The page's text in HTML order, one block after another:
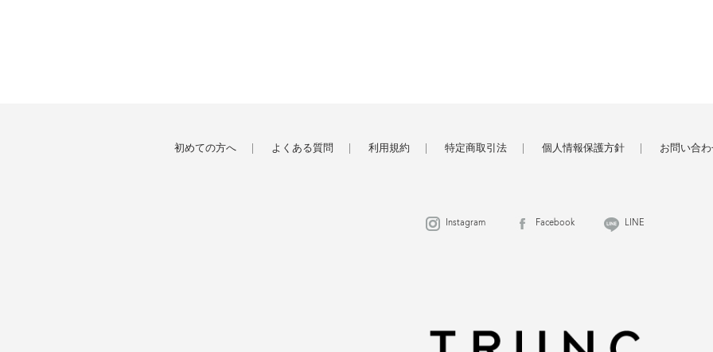
初めての方へ よくある質問 利用規約 特定商取引法 個人情報保護方針 お問い合
Instagram Facebook LINE